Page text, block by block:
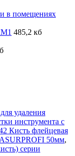
в помещениях
485,2 кб
удаления
инструмента с
Кисть флейцевая
50мм,
серии